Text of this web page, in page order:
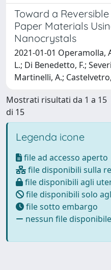
Toward a
Paper Materials
Nanocrystals
2021-01-01 Operamolla,
L.; Di Benedetto, F.;
Martinelli, A.;
Mostrati risultati da 1 a 15
di 15
Legenda icone
file ad accesso aperto
file disponibili sulla
file disponibili agli
file disponibili solo
file sotto embargo
nessun file disponibile